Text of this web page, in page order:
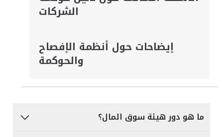
الشركات
إيضاحات حول أنظمة الإفصاح
والحوكمة
ما هو دور هيئة سوق المال؟